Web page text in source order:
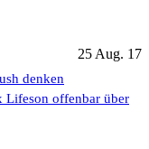
25 Aug. 17
denken
Lifeson offenbar über